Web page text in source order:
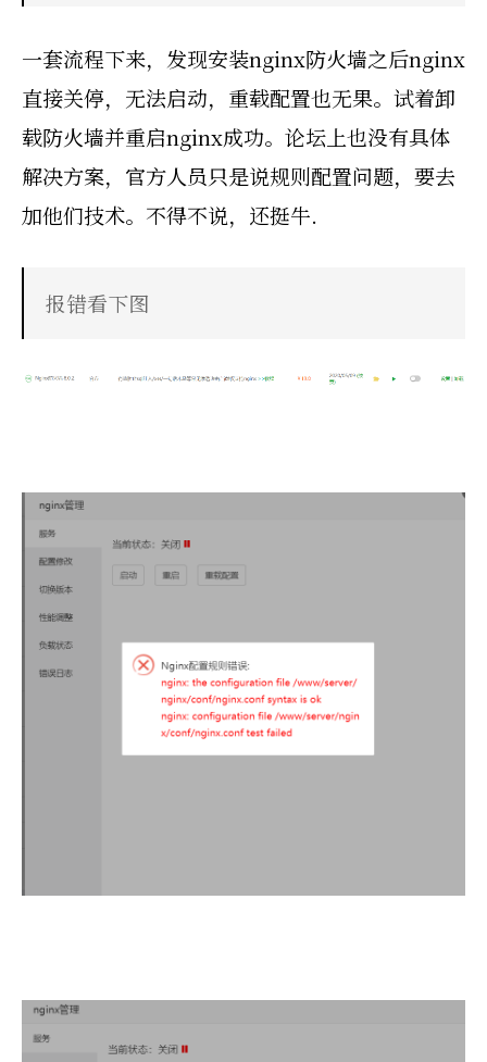
一套流程下来，发现安装nginx防火墙之后nginx
直接关停，无法启动，重载配置也无果。试着卸
载防火墙并重启nginx成功。论坛上也没有具体
解决方案，官方人员只是说规则配置问题，要去
加他们技术。不得不说，还挺牛.
报错看下图